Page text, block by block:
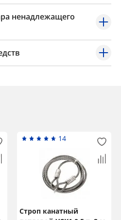
ненадлежащего
14
Строп канатный